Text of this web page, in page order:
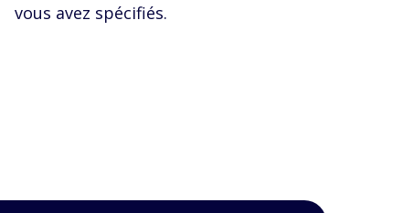
vous avez spécifiés.